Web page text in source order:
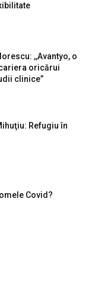
,,Avantyo, o
oricărui
clinice”
Refugiu în
Covid?